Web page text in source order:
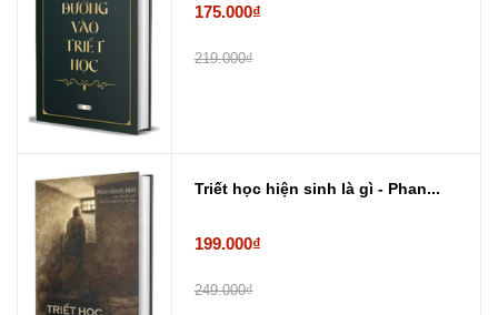
175.000₫
219.000₫
Triết học hiện sinh là gì - Phan...
199.000₫
249.000₫